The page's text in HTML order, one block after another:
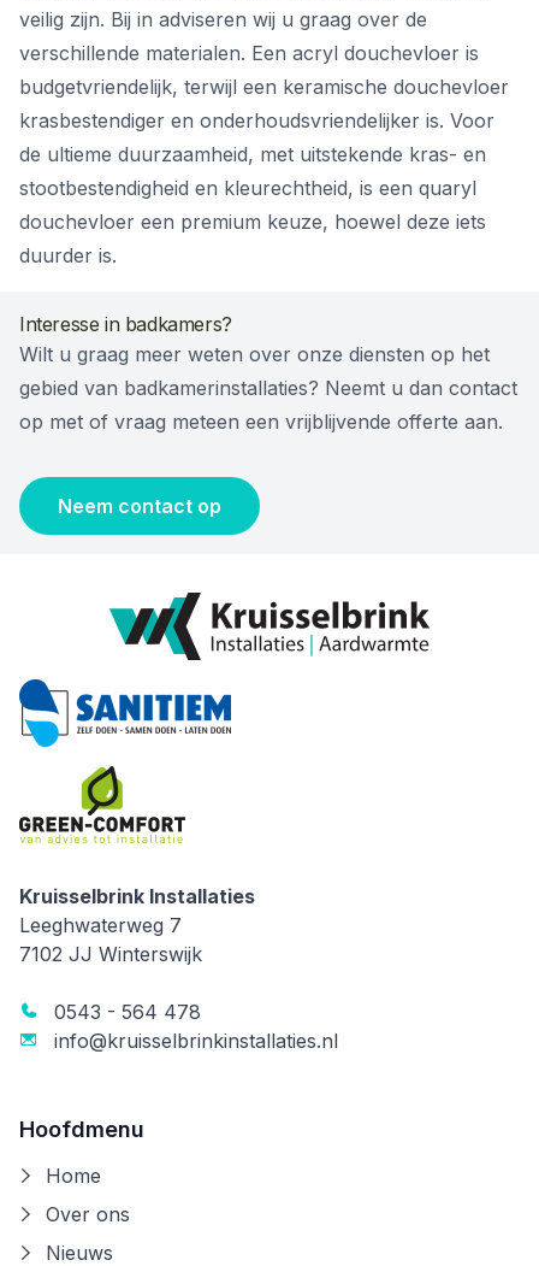
veilig zijn. Bij in adviseren wij u graag over de
verschillende materialen. Een acryl douchevloer is
budgetvriendelijk, terwijl een keramische douchevloer
krasbestendiger en onderhoudsvriendelijker is. Voor
de ultieme duurzaamheid, met uitstekende kras- en
stootbestendigheid en kleurechtheid, is een quaryl
douchevloer een premium keuze, hoewel deze iets
duurder is.
Interesse in badkamers?
Wilt u graag meer weten over onze diensten op het
gebied van badkamerinstallaties? Neemt u dan contact
op met of vraag meteen een vrijblijvende offerte aan.
Neem contact op
Kruisselbrink Installaties
Kruisselbrink Installaties
Leeghwaterweg 7
7102 JJ Winterswijk
0543 - 564 478
info@kruisselbrinkinstallaties.nl
Hoofdmenu
Home
Over ons
Nieuws